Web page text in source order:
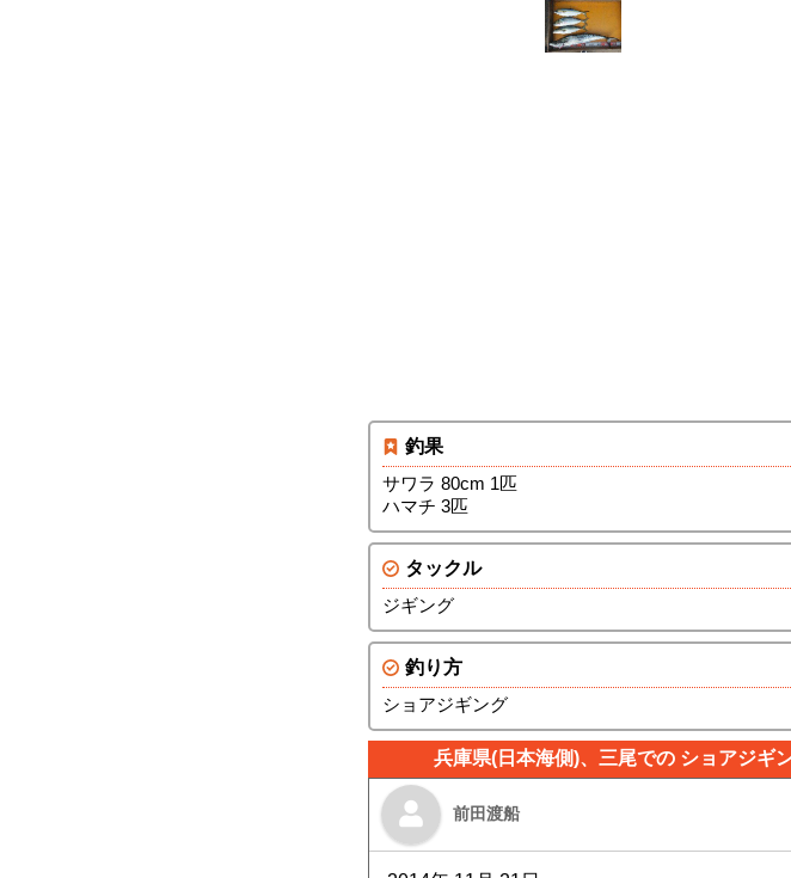
釣果
サワラ 80cm 1匹
ハマチ 3匹
タックル
ジギング
釣り方
ショアジギング
兵庫県(日本海側)、三尾での ショアジギ
前田渡船